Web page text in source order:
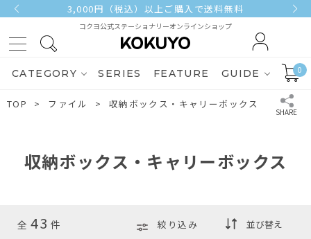
3,000円（税込）以上ご購入で送料無料
コクヨ公式ステーショナリーオンラインショップ
CATEGORY SERIES FEATURE GUIDE 0
TOP ファイル 収納ボックス・キャリーボックス
収納ボックス・キャリーボックス
全 43 件 絞り込み